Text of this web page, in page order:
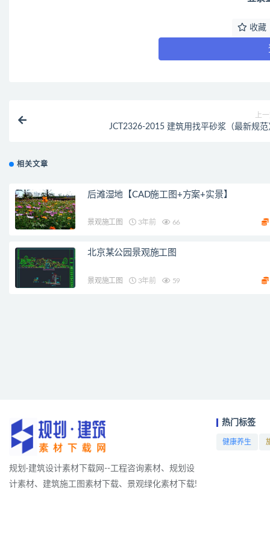
收藏
上
JCT2326-2015 建筑用找平砂浆（最新规范
相关文章
后滩湿地【CAD施工图+方案+实景】
景观施工图 3年前 66
北京某公园景观施工图
景观施工图 3年前 59
规划·建筑设计素材下载网--工程咨询素材、规划设
计素材、建筑施工图素材下载、景观绿化素材下载!
热门标签
健康养生